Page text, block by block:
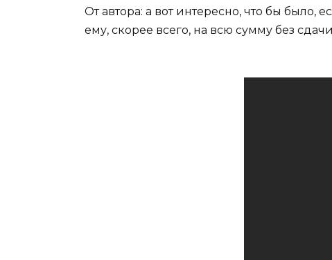
От автора: а вот интересно, что бы
ему, скорее всего, на всю сумму без